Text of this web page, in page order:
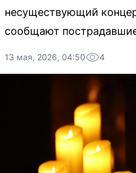
несуществующий
сообщают
13 мая, 2026, 04:50 4